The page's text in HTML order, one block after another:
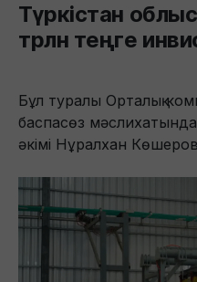
Түркістан
трлн теңге
Бұл туралы Орталық
баспасөз
әкімі Нұралхан